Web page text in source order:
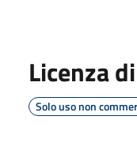
Licenza
Solo uso non